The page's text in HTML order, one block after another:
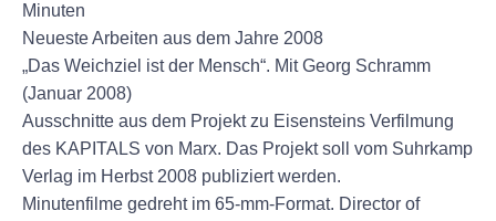
Minuten
Neueste Arbeiten aus dem Jahre 2008
„Das Weichziel ist der Mensch“. Mit Georg Schramm
(Januar 2008)
Ausschnitte aus dem Projekt zu Eisensteins Verfilmung
des KAPITALS von Marx. Das Projekt soll vom Suhrkamp
Verlag im Herbst 2008 publiziert werden.
Minutenfilme gedreht im 65-mm-Format. Director of